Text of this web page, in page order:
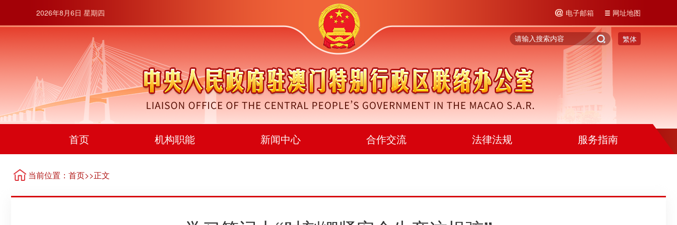
2026年8月6日 星期四 电子邮箱 网址地图
繁体
首页 机构职能 新闻中心 合作交流 法律法规 服务指南
当前位置： 首页>>正文